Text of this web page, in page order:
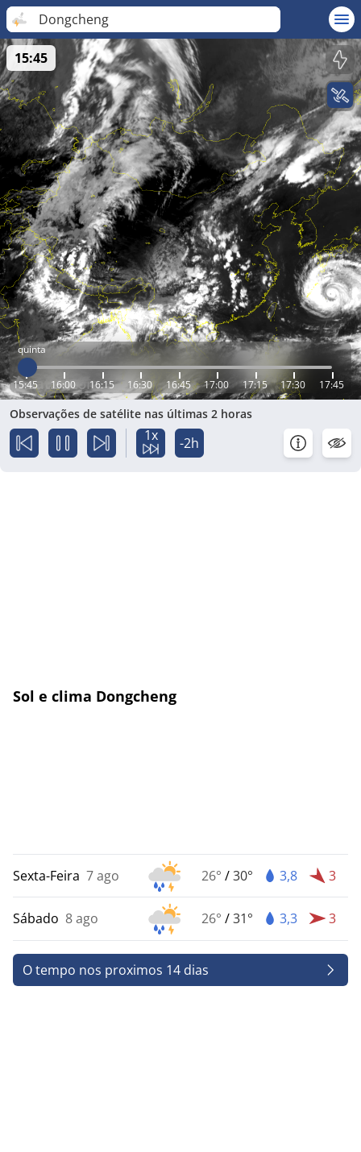
Dongcheng
quinta
15:45 16:00 16:15 16:30 16:45 17:00 17:15 17:30 17:45
15:45
Observações de satélite nas últimas 2 horas
1x -2h
Sol e clima Dongcheng
Sexta-Feira 7 ago 26° /30° 3,8 3
Sábado 8 ago 26° /31° 3,3 3
O tempo nos proximos 14 dias